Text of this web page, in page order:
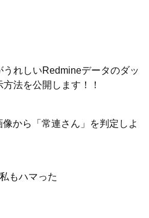
うれしいRedmineデータのダッ
法を公開します！！
から「常連さん」を判定しよ
もハマった